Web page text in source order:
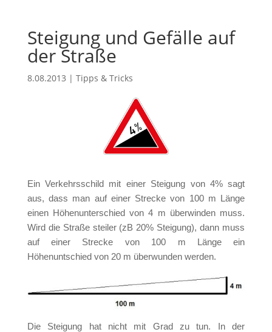
Steigung und Gefälle auf
der Straße
8.08.2013 | Tipps & Tricks
Ein Verkehrsschild mit einer Steigung von 4% sagt
aus, dass man auf einer Strecke von 100 m Länge
einen Höhenunterschied von 4 m überwinden muss.
Wird die Straße steiler (zB 20% Steigung), dann muss
auf einer Strecke von 100 m Länge ein
Höhenuntschied von 20 m überwunden werden.
Die Steigung hat nicht mit Grad zu tun. In der